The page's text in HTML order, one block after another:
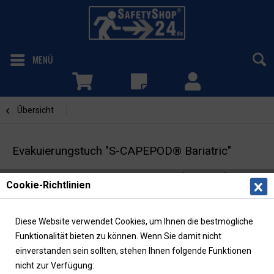
MENÜ
Übersicht
Evakuierungstuch "S-CAPEPOD® Bariatric"
Für Matratzen von 100-125 cm | bis 300 kg
Cookie-Richtlinien
Diese Website verwendet Cookies, um Ihnen die bestmögliche
Funktionalität bieten zu können. Wenn Sie damit nicht
einverstanden sein sollten, stehen Ihnen folgende Funktionen
nicht zur Verfügung: